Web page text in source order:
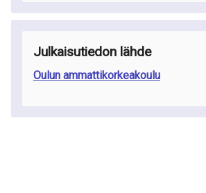
Julkaisutiedon lähde
Oulun ammattikorkeakoulu